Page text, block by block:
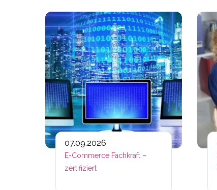
Link zu
07.09.2026
E-Commerce Fachkraft –
zertifiziert